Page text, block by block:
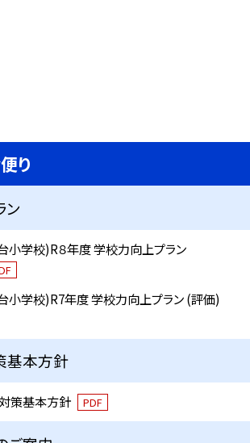
り
ン
小学校)R８年度 学校力向上プラン
小学校)R7年度 学校力向上プラン (評価)
基本方針
策基本方針 PDF